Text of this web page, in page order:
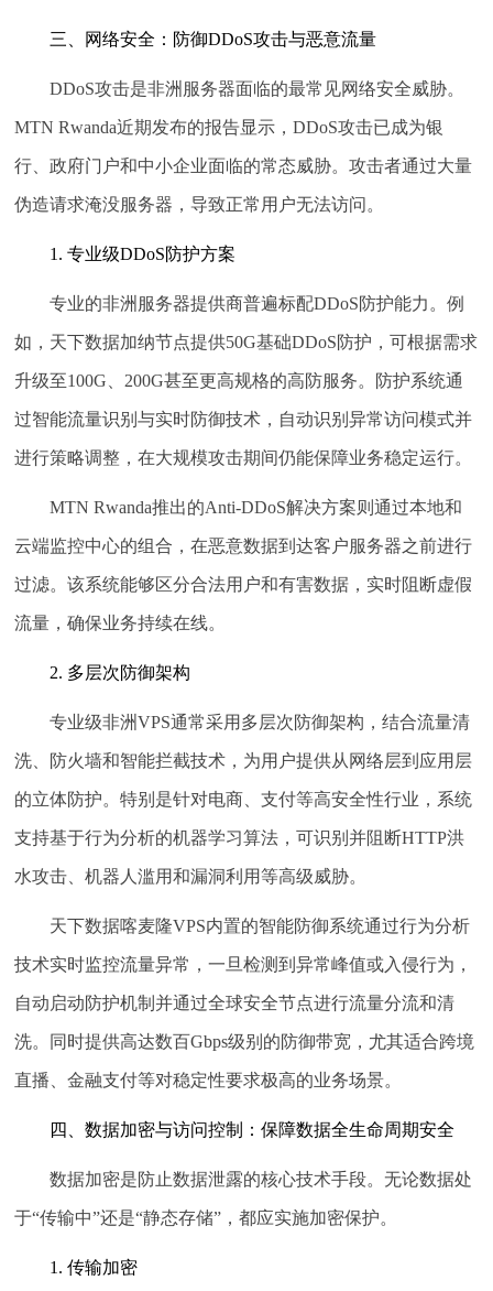
三、网络安全：防御DDoS攻击与恶意流量
DDoS攻击是非洲服务器面临的最常见网络安全威胁。
MTN Rwanda近期发布的报告显示，DDoS攻击已成为银
行、政府门户和中小企业面临的常态威胁。攻击者通过大量
伪造请求淹没服务器，导致正常用户无法访问。
1. 专业级DDoS防护方案
专业的非洲服务器提供商普遍标配DDoS防护能力。例
如，天下数据加纳节点提供50G基础DDoS防护，可根据需求
升级至100G、200G甚至更高规格的高防服务。防护系统通
过智能流量识别与实时防御技术，自动识别异常访问模式并
进行策略调整，在大规模攻击期间仍能保障业务稳定运行。
MTN Rwanda推出的Anti-DDoS解决方案则通过本地和
云端监控中心的组合，在恶意数据到达客户服务器之前进行
过滤。该系统能够区分合法用户和有害数据，实时阻断虚假
流量，确保业务持续在线。
2. 多层次防御架构
专业级非洲VPS通常采用多层次防御架构，结合流量清
洗、防火墙和智能拦截技术，为用户提供从网络层到应用层
的立体防护。特别是针对电商、支付等高安全性行业，系统
支持基于行为分析的机器学习算法，可识别并阻断HTTP洪
水攻击、机器人滥用和漏洞利用等高级威胁。
天下数据喀麦隆VPS内置的智能防御系统通过行为分析
技术实时监控流量异常，一旦检测到异常峰值或入侵行为，
自动启动防护机制并通过全球安全节点进行流量分流和清
洗。同时提供高达数百Gbps级别的防御带宽，尤其适合跨境
直播、金融支付等对稳定性要求极高的业务场景。
四、数据加密与访问控制：保障数据全生命周期安全
数据加密是防止数据泄露的核心技术手段。无论数据处
于“传输中”还是“静态存储”，都应实施加密保护。
1. 传输加密